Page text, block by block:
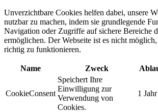
Unverzichtbare Cookies helfen dabei, unsere
nutzbar zu machen, indem sie grundlegende
Navigation oder Zugriffe auf sichere Bereiche
ermöglichen. Der Webseite ist es nicht
richtig zu funktionieren.
Name Zweck
CookieConsent
Speichert Ihre
Einwilligung zur
Verwendung von
Cookies.
1 Jahr